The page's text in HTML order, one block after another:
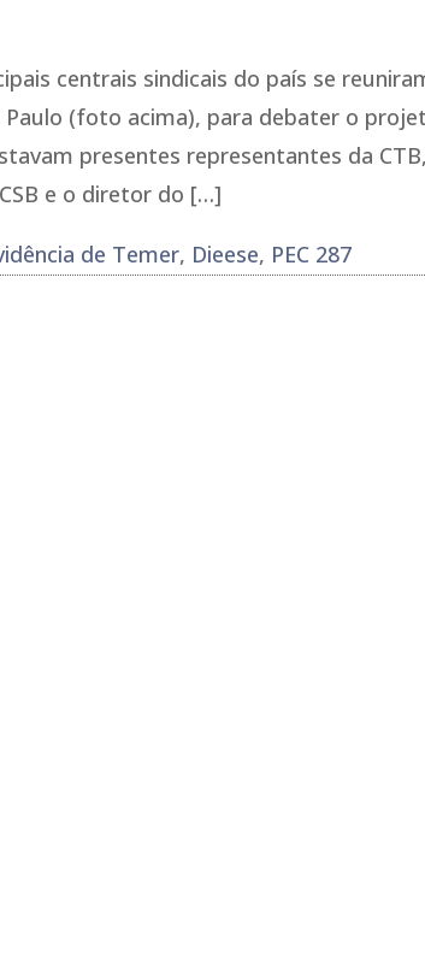
centrais sindicais do país se
Paulo (foto acima), para debater o
presentes representantes da CTB,
e o diretor do […]
de Temer, Dieese, PEC 287